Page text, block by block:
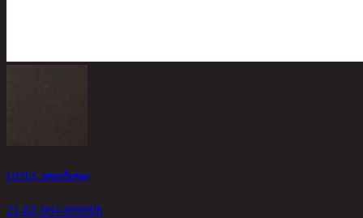
LOTUS, กล่องเก็บของ
21-02-064-000008